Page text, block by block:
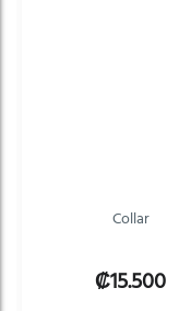
Collar
₡15.500